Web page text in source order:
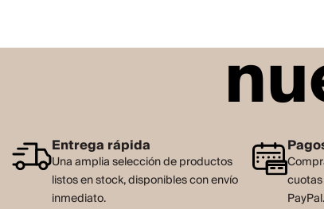
Entrega rápida
Una amplia selección de productos
listos en stock, disponibles con envío
inmediato.
PayPal.